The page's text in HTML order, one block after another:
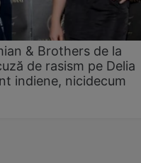
& Brothers de la
de rasism pe Delia
indiene, nicidecum